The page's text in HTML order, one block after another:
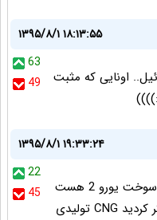
۱۳۹۵/۸/۱ ۱۸:۱۳:۵۵
63
49
اونایی که مثبت
۱۳۹۵/۸/۱ ۱۹:۳۳:۲۴
22
45
بابا منظور سیستم سوخت و خود سوخت یورو 2 هست
حالا چه گازوئیل چه CNG نکنه فکر کردید CNG تولیدی